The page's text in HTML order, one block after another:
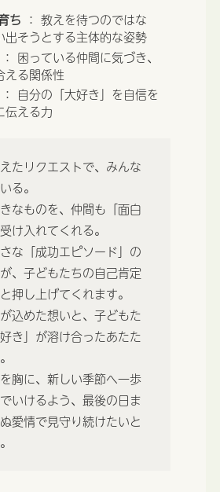
ち ： 教えを待つのではな
出そうとする主体的な姿勢
： 困っている仲間に気づき、
える関係性
： 自分の「大好き」を自信を
伝える力
たリクエストで、みんな
る。
なものを、仲間も「面白
け入れてくれる。
な「成功エピソード」の
、子どもたちの自己肯定
押し上げてくれます。
込めた想いと、子どもた
き」が溶け合ったあたた
胸に、新しい季節へ一歩
いけるよう、最後の日ま
愛情で見守り続けたいと